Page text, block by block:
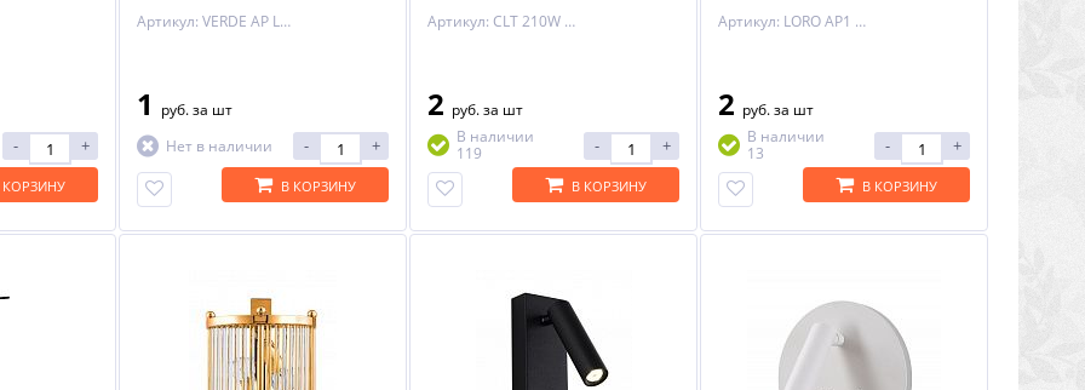
- +
КОРЗИНУ
Артикул: VERDE AP L700 GOLD
1 руб.за шт
Нет в наличии
- +
В КОРЗИНУ
Артикул: CLT 210W USB WH
2 руб.за шт
В наличии
119
- +
В КОРЗИНУ
Артикул: LORO AP1 V1 BLACK
2 руб.за шт
В наличии
13
- +
В КОРЗИНУ